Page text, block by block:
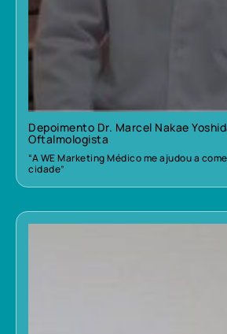
Depoimento Dr. Marcel Nakae
Oftalmologista
“A WE Marketing Médico me ajudou a
cidade”